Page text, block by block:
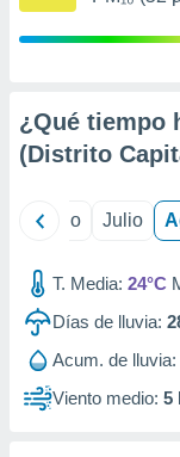
publicidad
publicidad
1199
¿Qué tiempo
(Distrito
Junio Julio
T. Media: 24°C
Días de lluvia:
Acum. de lluvia:
Viento medio: 5